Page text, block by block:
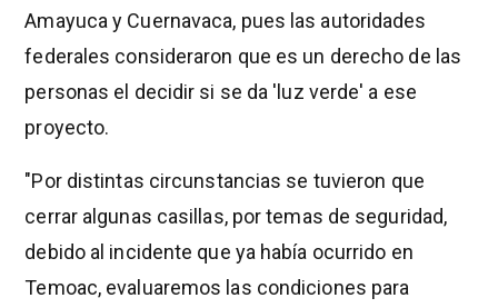
Amayuca y Cuernavaca, pues las autoridades
federales consideraron que es un derecho de las
personas el decidir si se da 'luz verde' a ese
proyecto.
"Por distintas circunstancias se tuvieron que
cerrar algunas casillas, por temas de seguridad,
debido al incidente que ya había ocurrido en
Temoac, evaluaremos las condiciones para